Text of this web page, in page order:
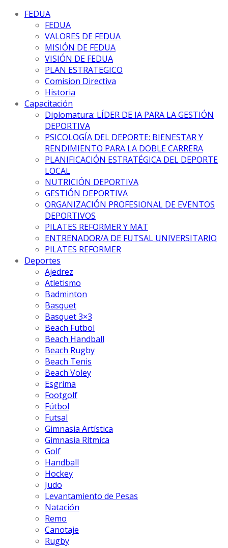
FEDUA
FEDUA
VALORES DE FEDUA
MISIÓN DE FEDUA
VISIÓN DE FEDUA
PLAN ESTRATEGICO
Comision Directiva
Historia
Capacitación
Diplomatura: LÍDER DE IA PARA LA GESTIÓN
DEPORTIVA
PSICOLOGÍA DEL DEPORTE: BIENESTAR Y
RENDIMIENTO PARA LA DOBLE CARRERA
PLANIFICACIÓN ESTRATÉGICA DEL DEPORTE
LOCAL
NUTRICIÓN DEPORTIVA
GESTIÓN DEPORTIVA
ORGANIZACIÓN PROFESIONAL DE EVENTOS
DEPORTIVOS
PILATES REFORMER Y MAT
ENTRENADOR/A DE FUTSAL UNIVERSITARIO
PILATES REFORMER
Deportes
Ajedrez
Atletismo
Badminton
Basquet
Basquet 3×3
Beach Futbol
Beach Handball
Beach Rugby
Beach Tenis
Beach Voley
Esgrima
Footgolf
Fútbol
Futsal
Gimnasia Artística
Gimnasia Rítmica
Golf
Handball
Hockey
Judo
Levantamiento de Pesas
Natación
Remo
Canotaje
Rugby